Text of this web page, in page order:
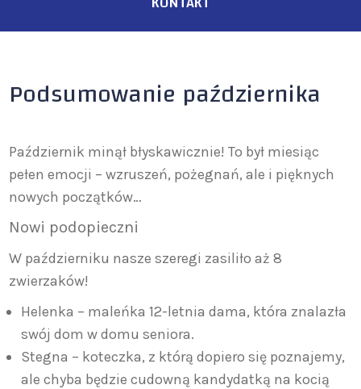
Podsumowanie października
Październik minął błyskawicznie! To był miesiąc
pełen emocji – wzruszeń, pożegnań, ale i pięknych
nowych początków…
Nowi podopieczni
W październiku nasze szeregi zasiliło aż 8
zwierzaków!
Helenka – maleńka 12-letnia dama, która znalazła
swój dom w domu seniora.
Stegna – koteczka, z którą dopiero się poznajemy,
ale chyba będzie cudowną kandydatką na kocią